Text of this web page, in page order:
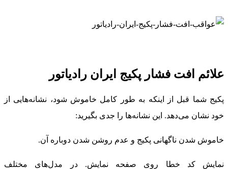
علائم افت فشار پکیج ایران‌ رادیاتور
پکیج شما قبل از اینکه به طور کامل خاموش شود، نشانه‌هایی از
خود نشان می‌دهد. این نشانه‌ها را جدی بگیرید:
خاموش شدن ناگهانی پکیج و عدم روشن شدن دوباره آن.
نمایش کد خطا روی صفحه نمایش. در مدل‌های مختلف